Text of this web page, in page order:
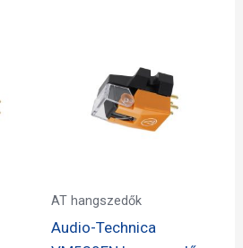
AT hangszedők
Audio-Technica